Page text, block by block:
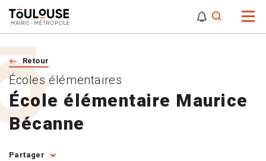
Retour
École élémentaire Maurice
Bécanne
Écoles élémentaires
Partager